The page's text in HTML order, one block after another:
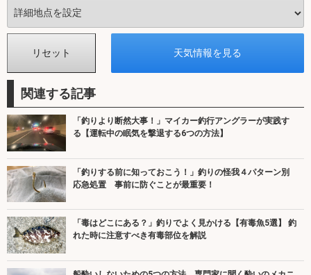
関連する記事
「釣りより断然大事！」マイカー釣行アングラーが実践す
る【運転中の眠気を撃退する6つの方法】
「釣りする前に知っておこう！」釣りの怪我４パターン別
応急処置 事前に防ぐことが最重要！
「毒はどこにある？」釣りでよく見かける【有毒魚5選】 釣
れた時に注意すべき有毒部位を解説